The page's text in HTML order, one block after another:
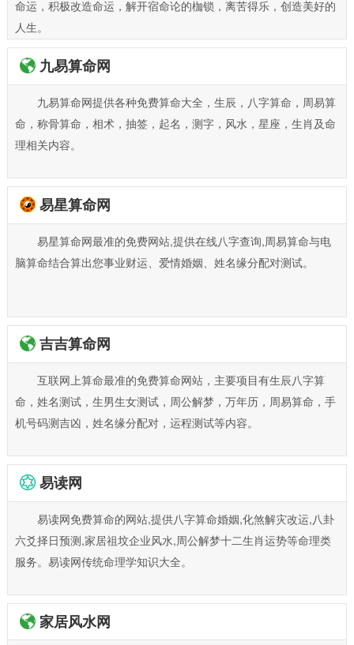
命运，积极改造命运，解开宿命论的枷锁，离苦得乐，创造美好的
人生。
九易算命网
九易算命网提供各种免费算命大全，生辰，八字算命，周易算
命，称骨算命，相术，抽签，起名，测字，风水，星座，生肖及命
理相关内容。
易星算命网
易星算命网最准的免费网站,提供在线八字查询,周易算命与电
脑算命结合算出您事业财运、爱情婚姻、姓名缘分配对测试。
吉吉算命网
互联网上算命最准的免费算命网站，主要项目有生辰八字算
命，姓名测试，生男生女测试，周公解梦，万年历，周易算命，手
机号码测吉凶，姓名缘分配对，运程测试等内容。
易读网
易读网免费算命的网站,提供八字算命婚姻,化煞解灾改运,八卦
六爻择日预测,家居祖坟企业风水,周公解梦十二生肖运势等命理类
服务。易读网传统命理学知识大全。
家居风水网